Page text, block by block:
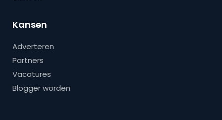
Kansen
Adverteren
Partners
Vacatures
Blogger worden